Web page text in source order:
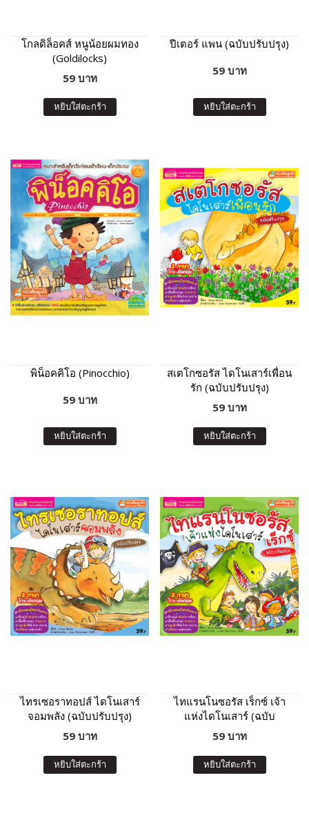
โกลดิล็อคส์ หนูน้อยผมทอง
(Goldilocks)
59 บาท
หยิบใส่ตะกร้า
ปีเตอร์ แพน (ฉบับปรับปรุง)
59 บาท
หยิบใส่ตะกร้า
พิน็อคคิโอ (Pinocchio)
59 บาท
หยิบใส่ตะกร้า
สเตโกซอรัส ไดโนเสาร์เพื่อน
รัก (ฉบับปรับปรุง)
59 บาท
หยิบใส่ตะกร้า
ไทรเซอราทอปส์ ไดโนเสาร์
จอมพลัง (ฉบับปรับปรุง)
59 บาท
หยิบใส่ตะกร้า
ไทแรนโนซอรัส เร็กซ์ เจ้า
แห่งไดโนเสาร์ (ฉบับ
ปรับปรุง)
59 บาท
หยิบใส่ตะกร้า